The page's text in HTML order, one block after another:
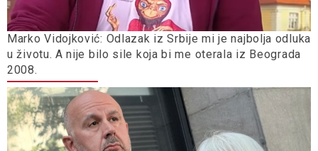
Marko Vidojković: Odlazak iz Srbije mi je najbolja odluka
u životu. A nije bilo sile koja bi me oterala iz Beograda
2008.